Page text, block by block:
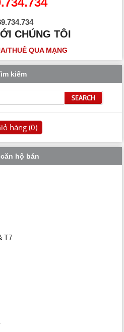
CHÚNG TÔI
THUÊ QUA MẠNG
kiếm
hàng (0)
hộ bán
T7